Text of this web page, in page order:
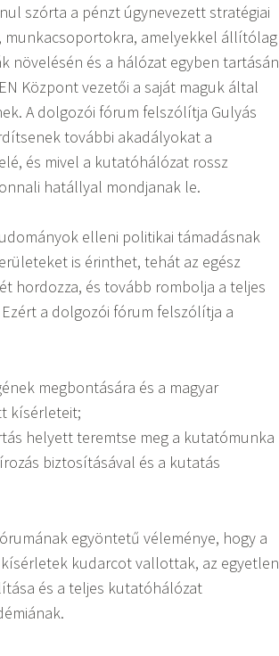
szórta a pénzt úgynevezett stratégiai
amelyekkel állítólag
növelésén és a hálózat egyben tartásán
Központ vezetői a saját maguk által
A dolgozói fórum felszólítja Gulyás
további akadályokat a
és mivel a kutatóhálózat rossz
hatállyal mondjanak le.
elleni politikai támadásnak
is érinthet, tehát az egész
hordozza, és tovább rombolja a teljes
a dolgozói fórum felszólítja a
megbontására és a magyar
kísérleteit;
helyett teremtse meg a kutatómunka
biztosításával és a kutatás
egyöntetű véleménye, hogy a
kudarcot vallottak, az egyetlen
és a teljes kutatóhálózat